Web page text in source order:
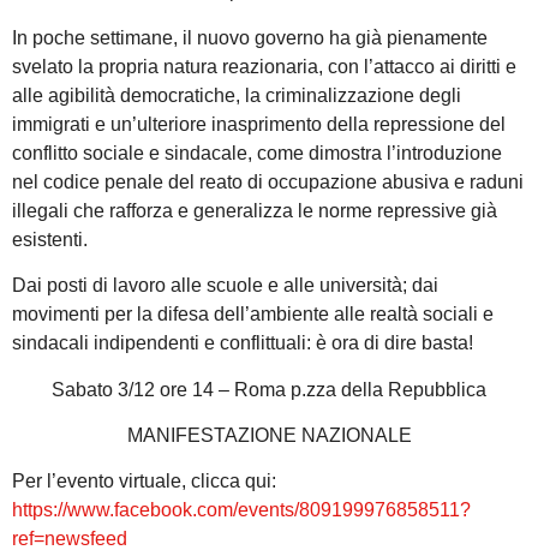
In poche settimane, il nuovo governo ha già pienamente
svelato la propria natura reazionaria, con l’attacco ai diritti e
alle agibilità democratiche, la criminalizzazione degli
immigrati e un’ulteriore inasprimento della repressione del
conflitto sociale e sindacale, come dimostra l’introduzione
nel codice penale del reato di occupazione abusiva e raduni
illegali che rafforza e generalizza le norme repressive già
esistenti.
Dai posti di lavoro alle scuole e alle università; dai
movimenti per la difesa dell’ambiente alle realtà sociali e
sindacali indipendenti e conflittuali: è ora di dire basta!
Sabato 3/12 ore 14 – Roma p.zza della Repubblica
MANIFESTAZIONE NAZIONALE
Per l’evento virtuale, clicca qui:
https://www.facebook.com/events/809199976858511?
ref=newsfeed